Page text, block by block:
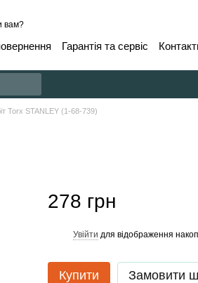
вам?
Гарантія та сервіс
Torx STANLEY (1-68-739)
278 грн
Увійти для відображення
Купити Замовити